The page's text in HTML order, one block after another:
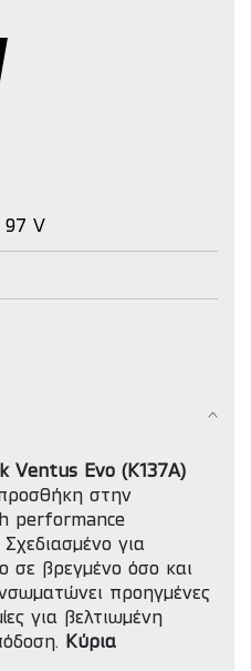
97 V
Ventus Evo (K137A)
προσθήκη στην
performance
για
σε βρεγμένο όσο και
προηγμένες
για βελτιωμένη
Κύρια